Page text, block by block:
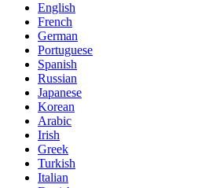
English
French
German
Portuguese
Spanish
Russian
Japanese
Korean
Arabic
Irish
Greek
Turkish
Italian